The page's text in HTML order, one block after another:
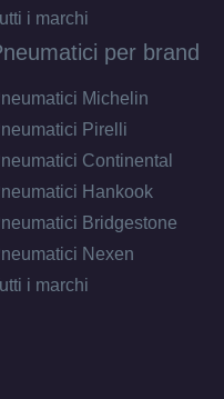
i marchi
per brand
Michelin
Pirelli
Continental
Hankook
Bridgestone
Nexen
i marchi